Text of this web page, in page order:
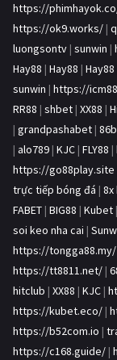
https://
https://ok9.works/ |
luongsontv | sunwin |
Hay88 | Hay88 | Hay88
sunwin | https://
RR88 | shbet | XX88 |
| grandpashabet |
| alo789 | KJC | FLY88 |
https://go88play.site
trực tiếp bóng đá |
FABET | BIG88 | Kubet |
soi keo nha cai |
https://tongga88.my/
https://tt8811.net/ |
hitclub | XX88 | KJC |
https://kubet.eco/ |
https://b52com.io |
https://c168.guide/ |